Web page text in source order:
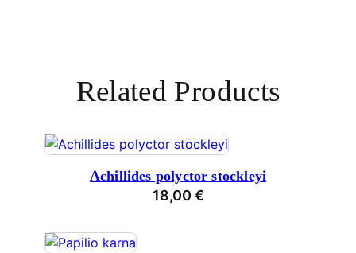
Related Products
Achillides polyctor stockleyi
18,00 €